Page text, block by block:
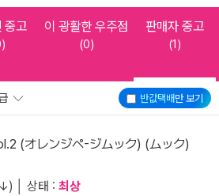
중고 이 광활한 우주점
(0)
판매자 중고
(1)
반값택배만 보기
(オレンジペ-ジムック) (ムック)
│ 상태 : 최상